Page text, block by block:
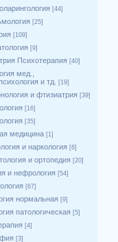
[44]
[25]
[109]
[9]
Психотерапия [40]
мед.,
и тд.
[19]
и фтизиатрия [39]
[16]
[35]
медицина [1]
и наркология [6]
и ортопедия [20]
и нефрология [54]
[67]
нормальная [9]
патологическая [5]
[4]
[3]